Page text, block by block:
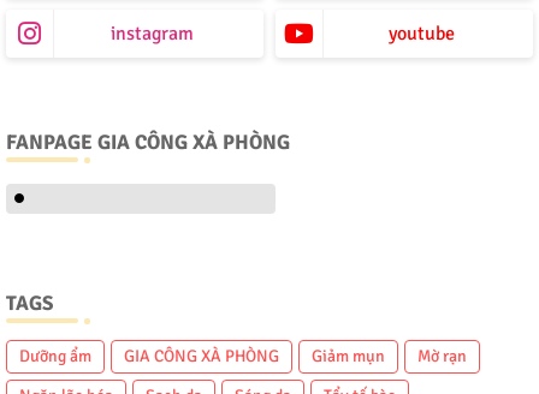
instagram youtube
FANPAGE GIA CÔNG XÀ PHÒNG
TAGS
Dưỡng ẩm GIA CÔNG XÀ PHÒNG Giảm mụn
Mờ rạn